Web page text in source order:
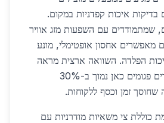
איכות קפדניות במקום.
שמתמודדים עם השפעות מזג אוויר
מאפשרים אחסון אופטימלי, מונע
הפלדה. השוואה ארצית מראה
כי אחוז הפחת במוצרים פגומים כאן נמוך ב-30%
זמן וכסף ללקוחות.
כוללת צי משאיות מודרניות עם